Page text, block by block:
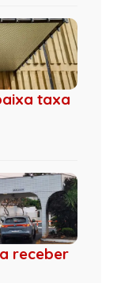
taxa
receber